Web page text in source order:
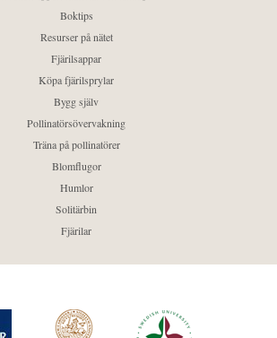
Boktips
Resurser på nätet
Fjärilsappar
Köpa fjärilsprylar
Bygg själv
Pollinatörsövervakning
Träna på pollinatörer
Blomflugor
Humlor
Solitärbin
Fjärilar